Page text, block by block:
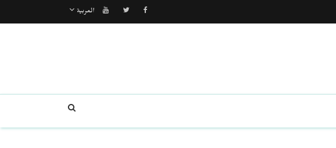
العربية